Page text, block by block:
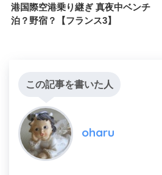
港国際空港乗り継ぎ 真夜中ベンチ
泊？野宿？【フランス3】
この記事を書いた人
oharu